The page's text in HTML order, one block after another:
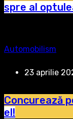
spre al
Automobilism
23 aprilie
Concurează
el!